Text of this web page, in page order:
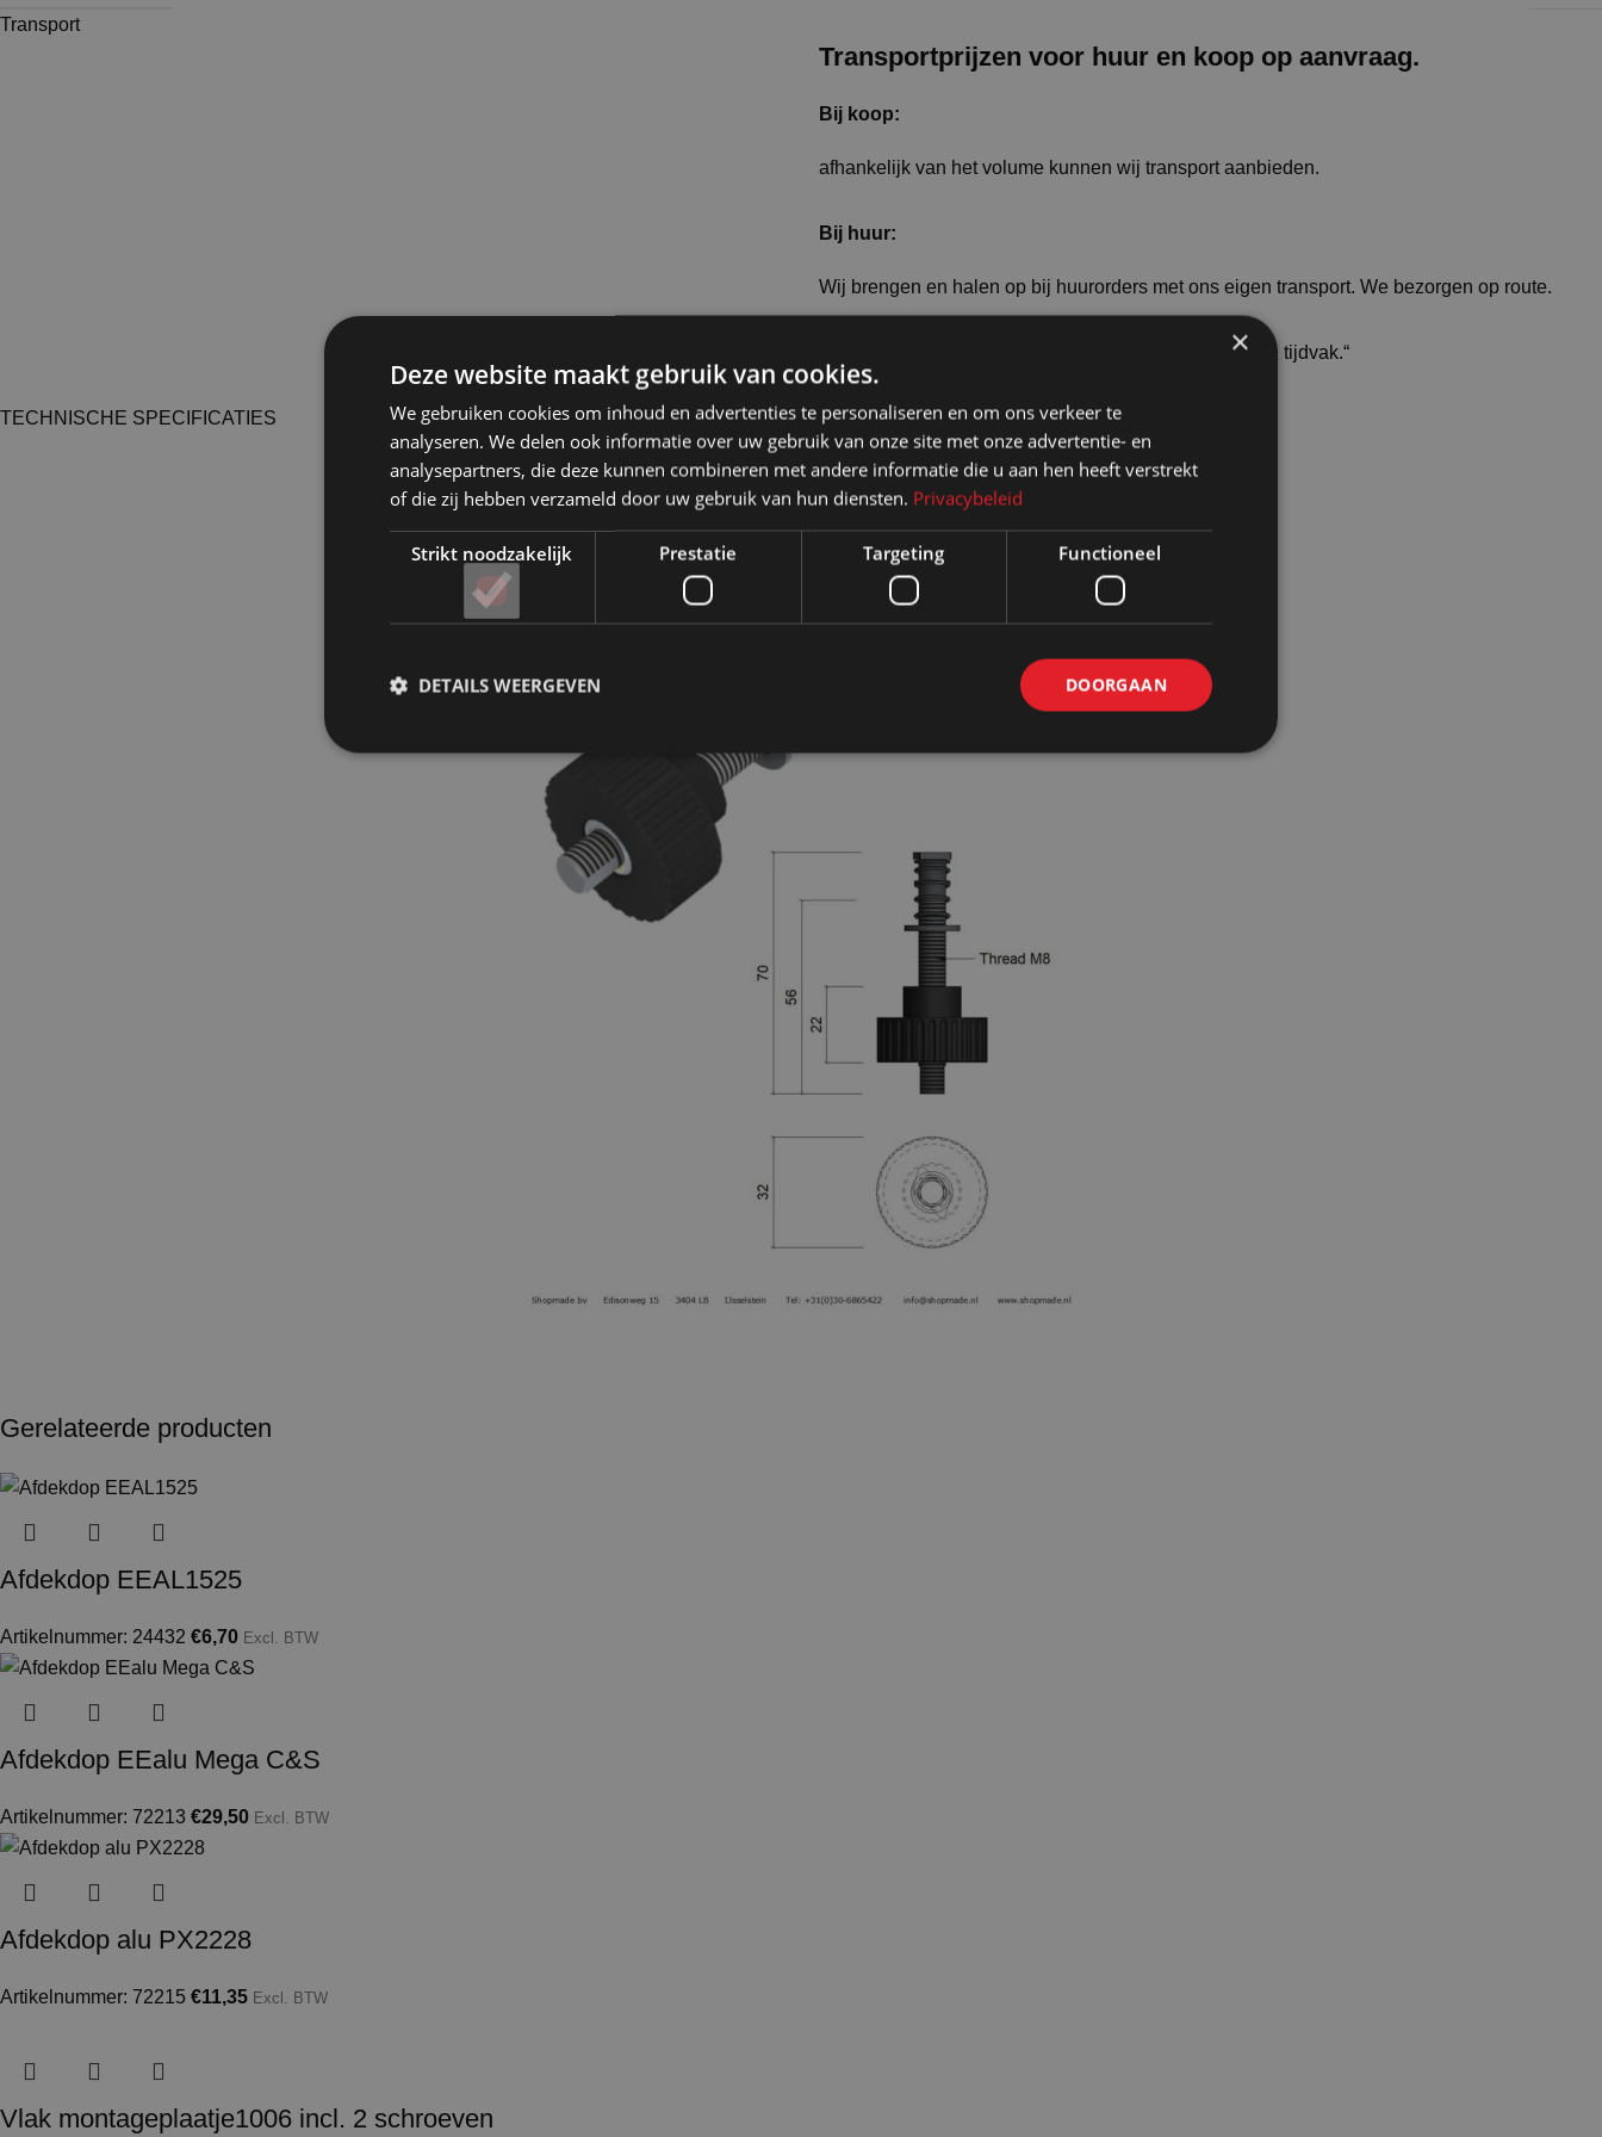
Transport
Transportprijzen voor huur en koop op aanvraag.
Bij koop:
afhankelijk van het volume kunnen wij transport aanbieden.
Bij huur:
Wij brengen en halen op bij huurorders met ons eigen transport. We bezorgen op route.
Er geldt een meerprijs bij het op wens bezorgen in een tijdvak.“
TECHNISCHE SPECIFICATIES
Gerelateerde producten
Afdekdop EEAL1525
Artikelnummer: 24432 €6,70 Excl. BTW
Afdekdop EEalu Mega C&S
Artikelnummer: 72213 €29,50 Excl. BTW
Afdekdop alu PX2228
Artikelnummer: 72215 €11,35 Excl. BTW
Vlak montageplaatje1006 incl. 2 schroeven
×
Deze website maakt gebruik van cookies.
We gebruiken cookies om inhoud en advertenties te personaliseren en om ons verkeer te
analyseren. We delen ook informatie over uw gebruik van onze site met onze advertentie- en
analysepartners, die deze kunnen combineren met andere informatie die u aan hen heeft verstrekt
of die zij hebben verzameld door uw gebruik van hun diensten. Privacybeleid
Strikt noodzakelijk Prestatie Targeting Functioneel
DOORGAAN
DETAILS WEERGEVEN